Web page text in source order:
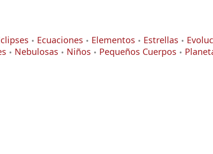
Ecuaciones Elementos Estrellas
Nebulosas Niños Pequeños Cuerpos